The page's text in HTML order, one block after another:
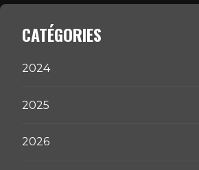
CATÉGORIES
2024
2025
2026